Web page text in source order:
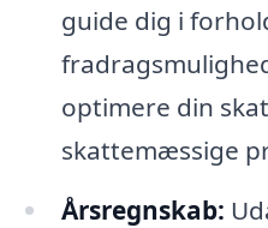
guide dig i
optimere din
skattemæssige
Årsregnskab: